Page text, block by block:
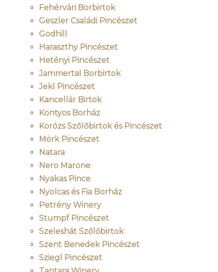
Fehérvári Borbirtok
Geszler Családi Pincészet
Godhill
Haraszthy Pincészet
Hetényi Pincészet
Jammertal Borbirtok
Jekl Pincészet
Kancellár Birtok
Kontyos Borház
Korózs Szőlőbirtok és Pincészet
Mörk Pincészet
Natara
Nero Marone
Nyakas Pince
Nyolcas és Fia Borház
Petrény Winery
Stumpf Pincészet
Szeleshát Szőlőbirtok
Szent Benedek Pincészet
Sziegl Pincészet